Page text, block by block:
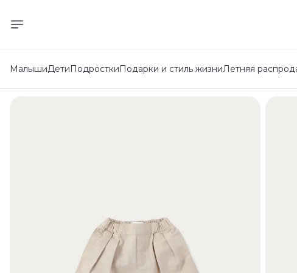
МалышиДетиПодросткиПодарки и стиль жизниЛетняя